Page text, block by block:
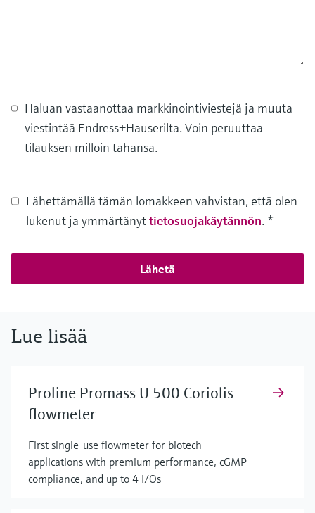
Haluan vastaanottaa markkinointiviestejä ja muuta
viestintää Endress+Hauserilta. Voin peruuttaa
tilauksen milloin tahansa.
Lähettämällä tämän lomakkeen vahvistan, että olen
lukenut ja ymmärtänyttietosuojakäytännön. *
Lähetä
Lue lisää
Proline Promass U 500 Coriolis
flowmeter
First single-use flowmeter for biotech
applications with premium performance, cGMP
compliance, and up to 4 I/Os